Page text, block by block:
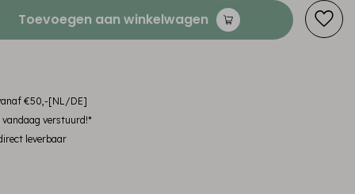
Toevoegen aan winkelwagen
€50,-[NL/DE]
vandaag verstuurd!*
leverbaar